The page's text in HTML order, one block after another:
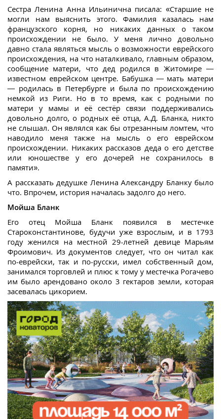
Сестра Ленина Анна Ильинична писала: «Старшие не
могли нам выяснить этого. Фамилия казалась нам
французского корня, но никаких данных о таком
происхождении не было. У меня лично довольно
давно стала являться мысль о возможности еврейского
происхождения, на что наталкивало, главным образом,
сообщение матери, что дед родился в Житомире —
известном еврейском центре. Бабушка — мать матери
— родилась в Петербурге и была по происхождению
немкой из Риги. Но в то время, как с родными по
матери у мамы и её сестёр связи поддерживались
довольно долго, о родных её отца, А.Д. Бланка, никто
не слышал. Он являлся как бы отрезанным ломтем, что
наводило меня также на мысль о его еврейском
происхождении. Никаких рассказов деда о его детстве
или юношестве у его дочерей не сохранилось в
памяти».
А рассказать дедушке Ленина Александру Бланку было
что. Впрочем, история началась задолго до него.
Мойша Бланк
Его отец Мойша Бланк появился в местечке
Староконстантинове, будучи уже взрослым, и в 1793
году женился на местной 29-летней девице Марьям
Фроимович. Из документов следует, что он читал как
по-еврейски, так и по-русски, имел собственный дом,
занимался торговлей и плюс к тому у местечка Рогачево
им было арендовано около 3 гектаров земли, которая
засевалась цикорием.